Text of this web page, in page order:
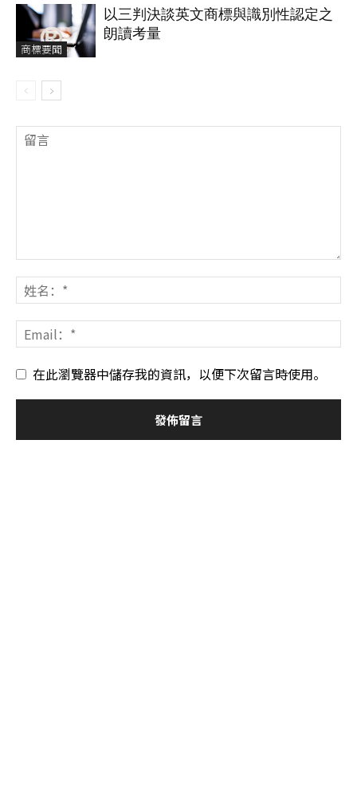
商標要聞
以三判決談英文商標與識別性認定之
朗讀考量
在此瀏覽器中儲存我的資訊，以便下次留言時使用。